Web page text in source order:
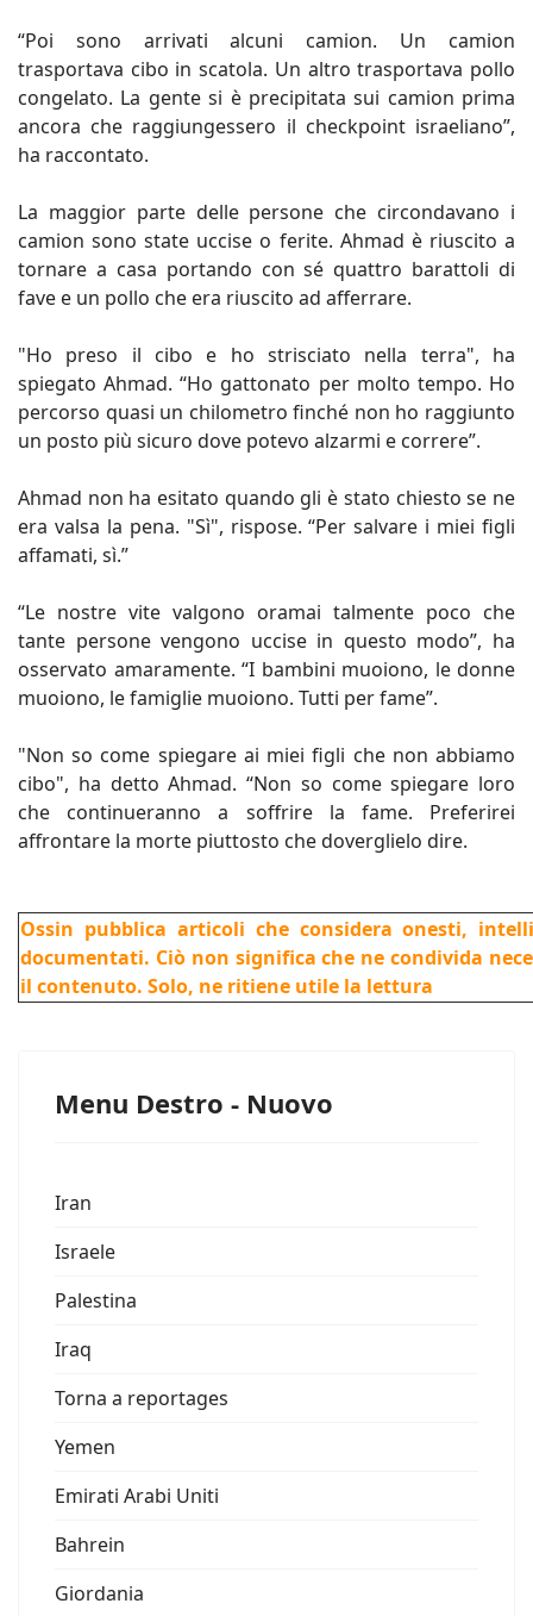
“Poi sono arrivati alcuni camion. Un camion
trasportava cibo in scatola. Un altro trasportava pollo
congelato. La gente si è precipitata sui camion prima
ancora che raggiungessero il checkpoint israeliano”,
ha raccontato.
La maggior parte delle persone che circondavano i
camion sono state uccise o ferite. Ahmad è riuscito a
tornare a casa portando con sé quattro barattoli di
fave e un pollo che era riuscito ad afferrare.
"Ho preso il cibo e ho strisciato nella terra", ha
spiegato Ahmad. “Ho gattonato per molto tempo. Ho
percorso quasi un chilometro finché non ho raggiunto
un posto più sicuro dove potevo alzarmi e correre”.
Ahmad non ha esitato quando gli è stato chiesto se ne
era valsa la pena. "Sì", rispose. “Per salvare i miei figli
affamati, sì.”
“Le nostre vite valgono oramai talmente poco che
tante persone vengono uccise in questo modo”, ha
osservato amaramente. “I bambini muoiono, le donne
muoiono, le famiglie muoiono. Tutti per fame”.
"Non so come spiegare ai miei figli che non abbiamo
cibo", ha detto Ahmad. “Non so come spiegare loro
che continueranno a soffrire la fame. Preferirei
affrontare la morte piuttosto che doverglielo dire.
Ossin pubblica articoli che considera onesti,
documentati. Ciò non significa che ne condivida
il contenuto. Solo, ne ritiene utile la lettura
Menu Destro - Nuovo
Iran
Israele
Palestina
Iraq
Torna a reportages
Yemen
Emirati Arabi Uniti
Bahrein
Giordania